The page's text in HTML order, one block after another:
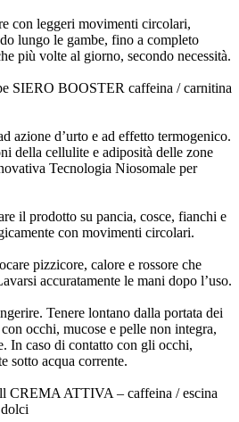
con leggeri movimenti circolari,
lungo le gambe, fino a completo
più volte al giorno, secondo necessità.
SIERO BOOSTER caffeina / carnitina
azione d’urto e ad effetto termogenico.
della cellulite e adiposità delle zone
Tecnologia Niosomale per
il prodotto su pancia, cosce, fianchi e
con movimenti circolari.
pizzicore, calore e rossore che
accuratamente le mani dopo l’uso.
Tenere lontano dalla portata dei
occhi, mucose e pelle non integra,
In caso di contatto con gli occhi,
sotto acqua corrente.
CREMA ATTIVA – caffeina / escina